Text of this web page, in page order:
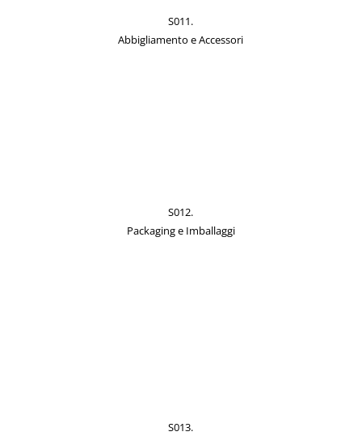
S011.
Abbigliamento e Accessori
S012.
Packaging e Imballaggi
S013.